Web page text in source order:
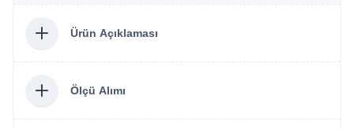
Ürün Açıklaması
Ölçü Alımı